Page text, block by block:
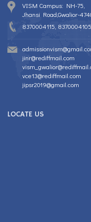
VISM Campus: NH-75,
Jhansi Road,Gwalior-
8370004115, 8370004105
jinr@rediffmail.com
vce13@rediffmail.com
jipsr2019@gmail.com
LOCATE US